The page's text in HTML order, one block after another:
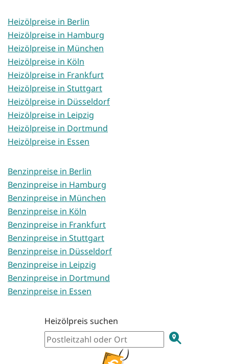
Heizölpreise in Berlin
Heizölpreise in Hamburg
Heizölpreise in München
Heizölpreise in Köln
Heizölpreise in Frankfurt
Heizölpreise in Stuttgart
Heizölpreise in Düsseldorf
Heizölpreise in Leipzig
Heizölpreise in Dortmund
Heizölpreise in Essen
Benzinpreise in Berlin
Benzinpreise in Hamburg
Benzinpreise in München
Benzinpreise in Köln
Benzinpreise in Frankfurt
Benzinpreise in Stuttgart
Benzinpreise in Düsseldorf
Benzinpreise in Leipzig
Benzinpreise in Dortmund
Benzinpreise in Essen
Heizölpreis suchen